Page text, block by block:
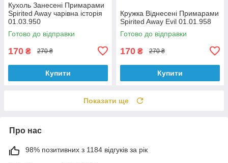
Кухоль Занесені Примарами
Spirited Away чарівна історія
01.03.950
Готово до відправки
170 ₴ 270 ₴
Купити
Кружка Віднесені Примарами
Spirited Away Evil 01.01.958
Готово до відправки
170 ₴ 270 ₴
Купити
Показати ще
Про нас
98% позитивних з 1184 відгуків за рік